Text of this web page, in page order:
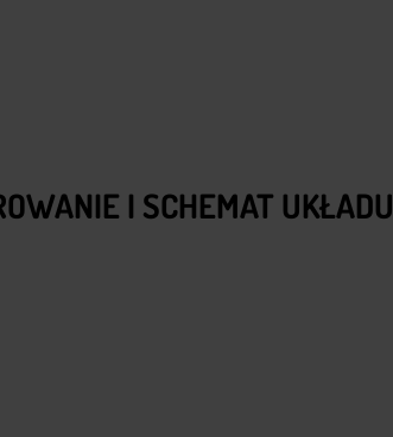
I SCHEMAT UKŁADU